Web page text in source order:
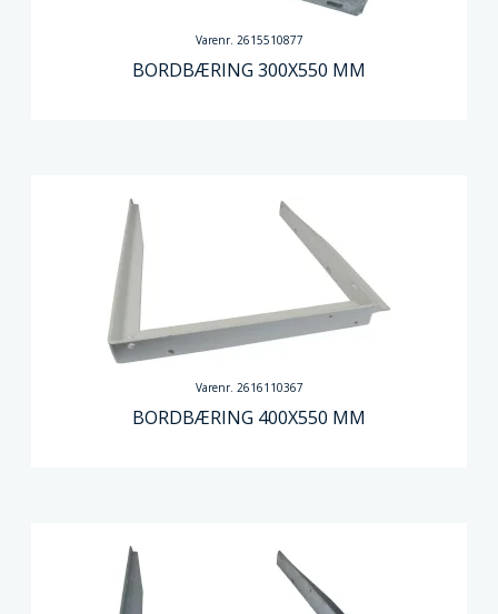
Varenr. 2615510877
BORDBÆRING 300X550 MM
Varenr. 2616110367
BORDBÆRING 400X550 MM